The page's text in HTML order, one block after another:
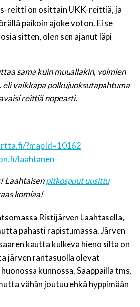
reitti on osittain UKK-reittiä, ja
paikoin ajokelvoton. Ei se
sitten, olen sen ajanut läpi
sama kuin muuallakin, voimien
eli vaikkapa polkujuoksutapahtuma
reittiä nopeasti.
?mapId=10162
laahtanen
Laahtaisenpitkospuut uusittu
komiaa!
Ristijärven Laahtasella,
pahasti rapistumassa. Järven
kautta kulkeva hieno silta on
järven rantasuolla olevat
kunnossa. Saappailla tms.
vähän joutuu ehkä hyppimään